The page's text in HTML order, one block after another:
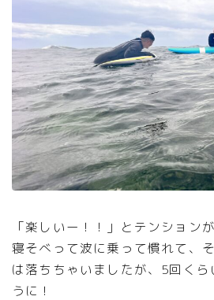
「楽しいー！！」とテンション
寝そべって波に乗って慣れて、
は落ちちゃいましたが、5回く
うに！